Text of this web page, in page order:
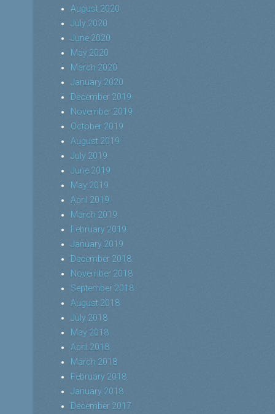
August 2020
July 2020
June 2020
May 2020
March 2020
January 2020
December 2019
November 2019
October 2019
August 2019
July 2019
June 2019
May 2019
April 2019
March 2019
February 2019
January 2019
December 2018
November 2018
September 2018
August 2018
July 2018
May 2018
April 2018
March 2018
February 2018
January 2018
December 2017